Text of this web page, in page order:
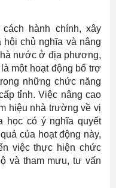
hành chính, xây
chủ nghĩa và nâng
nước ở địa phương,
một hoạt động bổ trợ
những chức năng
tỉnh. Việc nâng cao
hiệu nhà trường về vị
học có ý nghĩa quyết
của hoạt động này,
việc thực hiện chức
và tham mưu, tư vấn